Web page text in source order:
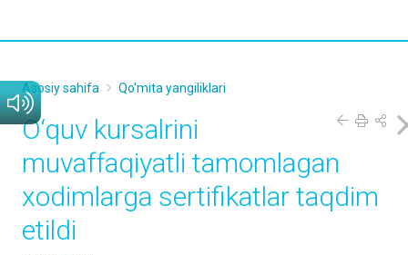
Asosiy sahifa Qo'mita yangiliklari
O‘quv kursalrini
muvaffaqiyatli tamomlagan
xodimlarga sertifikatlar taqdim
etildi